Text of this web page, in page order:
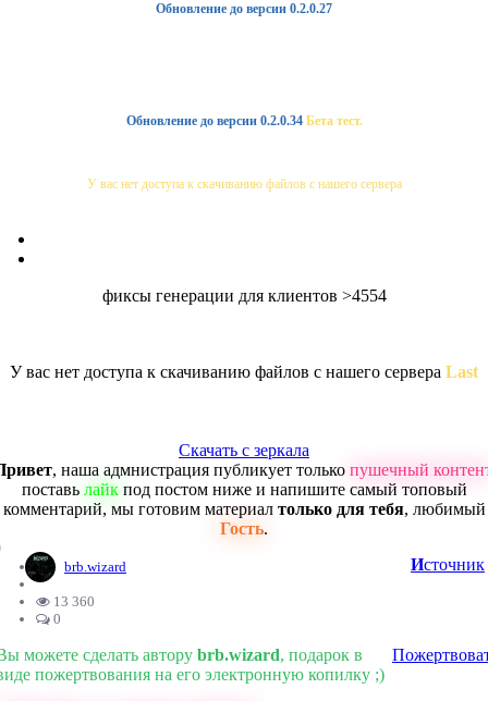
Обновление до версии 0.2.0.27
Обновление до версии 0.2.0.34 Бета тест.
У вас нет доступа к скачиванию файлов с нашего сервера
фиксы генерации для клиентов >4554
У вас нет доступа к скачиванию файлов с нашего сервера Last
Скачать с зеркала
, наша адмнистрация публикует только пушечный
поставь лайкпод постом ниже и напишите самый топовый
комментарий, мы готовим материал только для тебя, любимый
Гость.
Источник
brb.wizard
13 360
0
можете сделать автору brb.wizard, подарок в
пожертвования на его электронную копилку ;)